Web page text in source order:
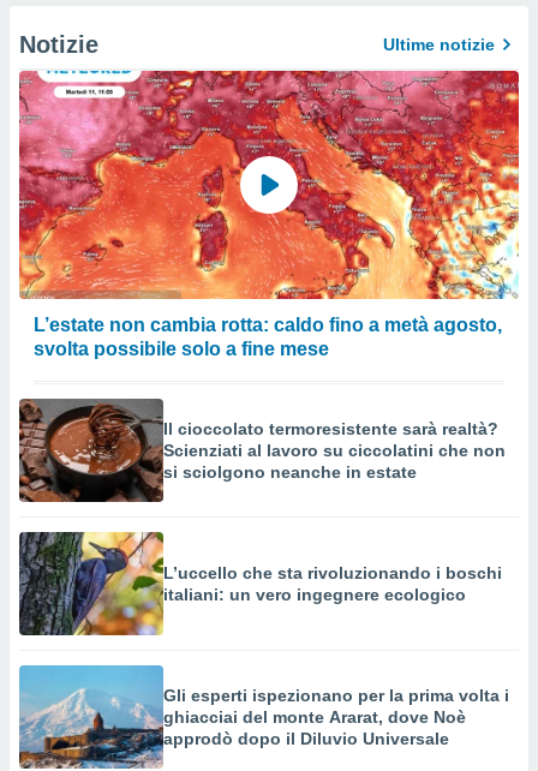
Notizie Ultime notizie
L’estate non cambia rotta: caldo fino a metà agosto,
svolta possibile solo a fine mese
Il cioccolato termoresistente sarà realtà?
Scienziati al lavoro su ciccolatini che non
si sciolgono neanche in estate
L’uccello che sta rivoluzionando i boschi
italiani: un vero ingegnere ecologico
Gli esperti ispezionano per la prima volta i
ghiacciai del monte Ararat, dove Noè
approdò dopo il Diluvio Universale